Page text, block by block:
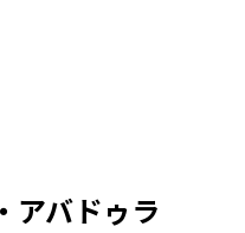
アバドゥラ